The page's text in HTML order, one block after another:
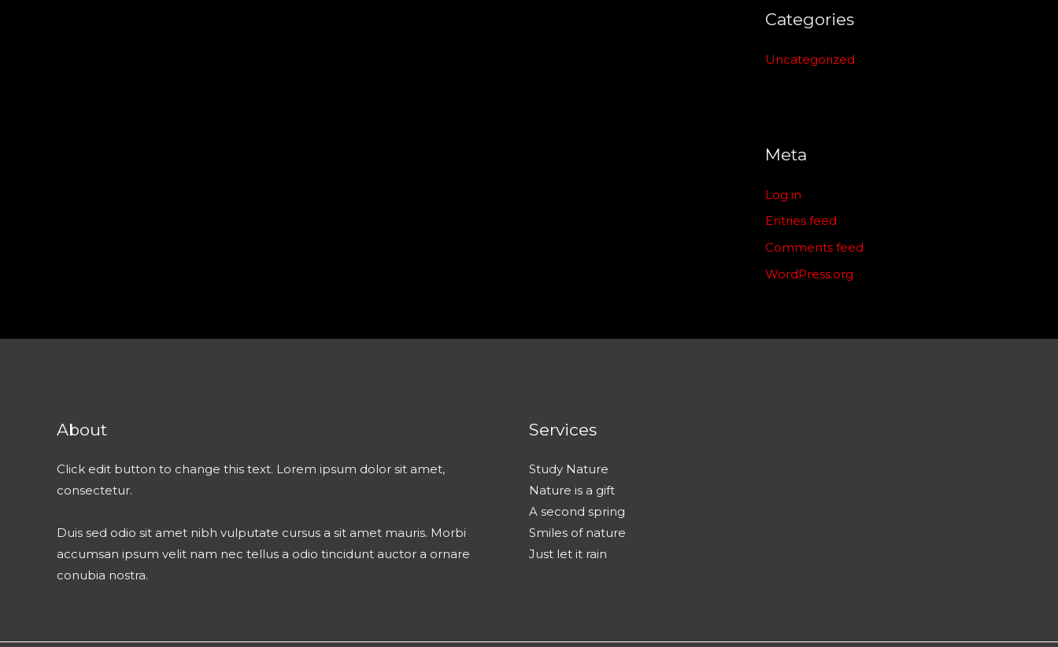
Categories
Uncategorized
Meta
Log in
Entries feed
Comments feed
WordPress.org
About
Click edit button to change this text. Lorem ipsum dolor sit amet,
consectetur.
Duis sed odio sit amet nibh vulputate cursus a sit amet mauris. Morbi
accumsan ipsum velit nam nec tellus a odio tincidunt auctor a ornare
conubia nostra.
Services
Study Nature
Nature is a gift
A second spring
Smiles of nature
Just let it rain